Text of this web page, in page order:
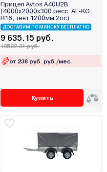
Прицеп Avtos A40U2B
(4000х2000х300 ресс. AL-KO,
R16, тент 1200мм 2ос)
ДОСТАВИМ ПО МИНСКУ БЕСПЛАТНО
9 635.15 руб.
10502.31 руб.
от 238 руб. руб./мес.
Купить